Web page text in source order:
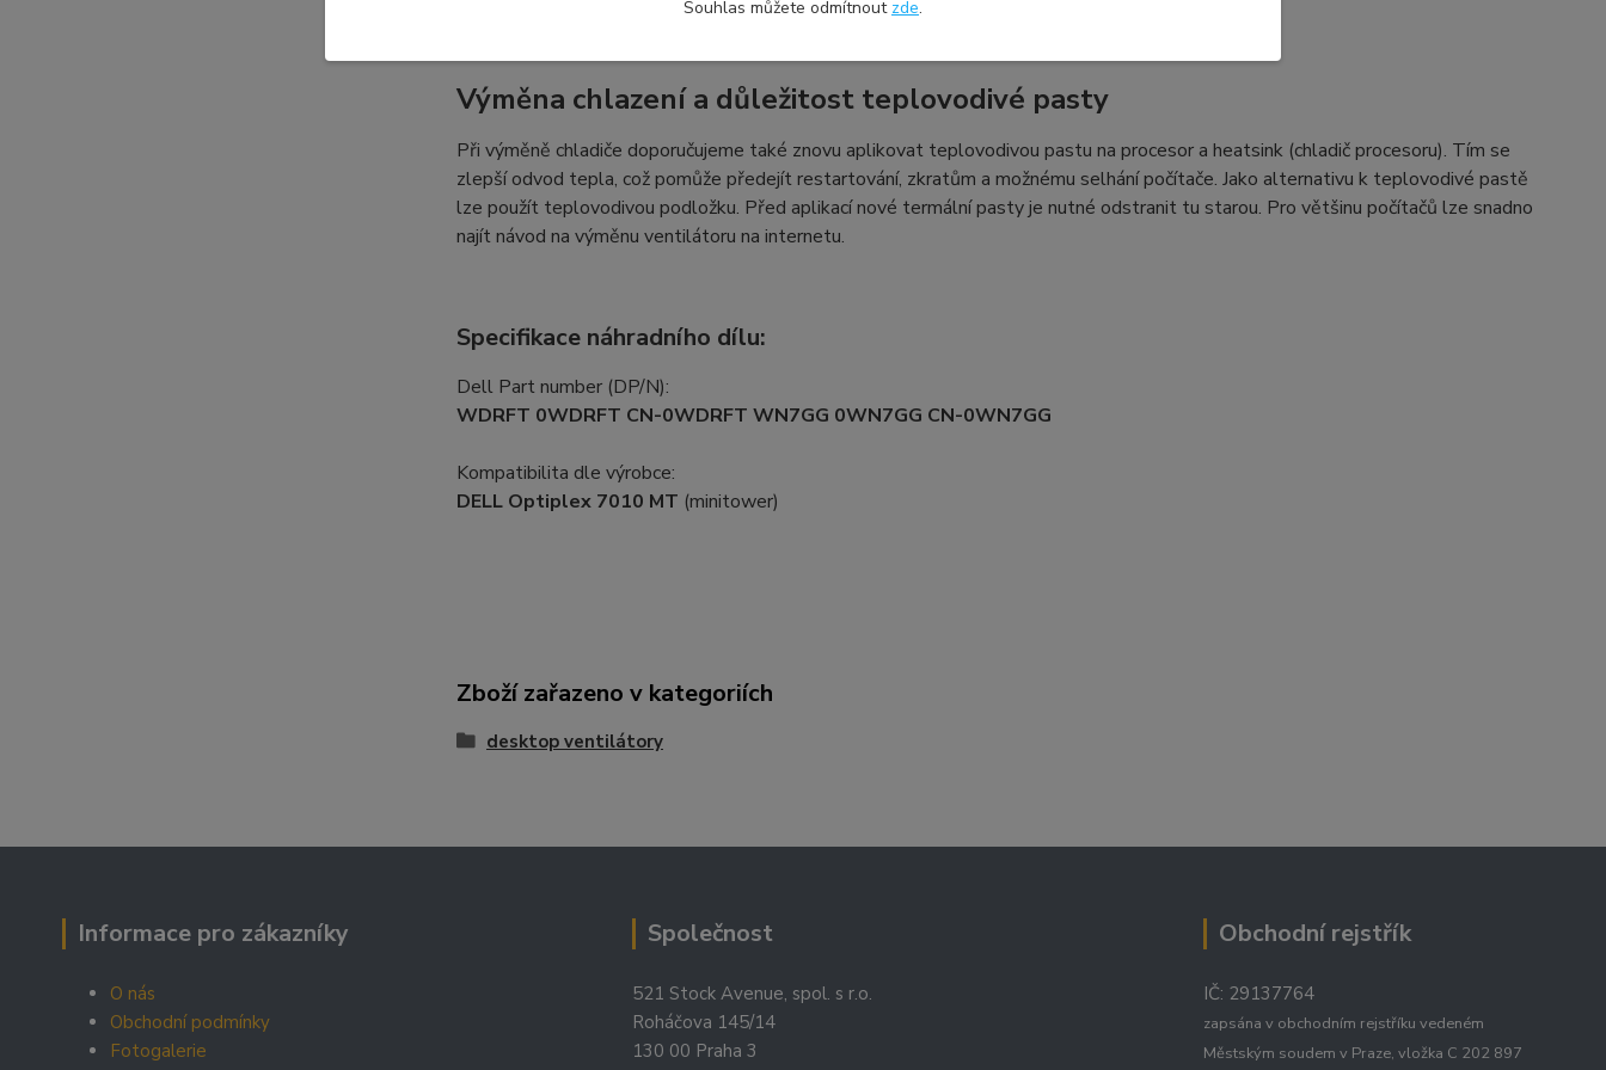
Výměna chlazení a důležitost teplovodivé pasty
Při výměně chladiče doporučujeme také znovu aplikovat teplovodivou pastu na procesor a heatsink (chladič procesoru). Tím se
zlepší odvod tepla, což pomůže předejít restartování, zkratům a možnému selhání počítače. Jako alternativu k teplovodivé pastě
lze použít teplovodivou podložku. Před aplikací nové termální pasty je nutné odstranit tu starou. Pro většinu počítačů lze snadno
najít návod na výměnu ventilátoru na internetu.
Specifikace náhradního dílu:
Dell Part number (DP/N):
WDRFT 0WDRFT CN-0WDRFT WN7GG 0WN7GG CN-0WN7GG
Kompatibilita dle výrobce:
DELL Optiplex 7010 MT (minitower)
Zboží zařazeno v kategoriích
desktop ventilátory
Informace pro zákazníky
O nás
Obchodní podmínky
Fotogalerie
Společnost
521 Stock Avenue, spol. s r.o.
Roháčova 145/14
130 00 Praha 3
Obchodní rejstřík
IČ: 29137764
zapsána v obchodním rejstříku vedeném
Městským soudem v Praze, vložka C 202 897
Souhlas můžete odmítnout zde.